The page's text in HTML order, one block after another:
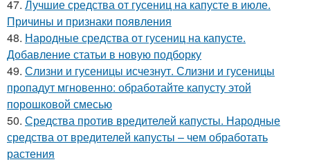
47. Лучшие средства от гусениц на капусте в июле.
Причины и признаки появления
48. Народные средства от гусениц на капусте.
Добавление статьи в новую подборку
49. Слизни и гусеницы исчезнут. Слизни и гусеницы
пропадут мгновенно: обработайте капусту этой
порошковой смесью
50. Средства против вредителей капусты. Народные
средства от вредителей капусты – чем обработать
растения